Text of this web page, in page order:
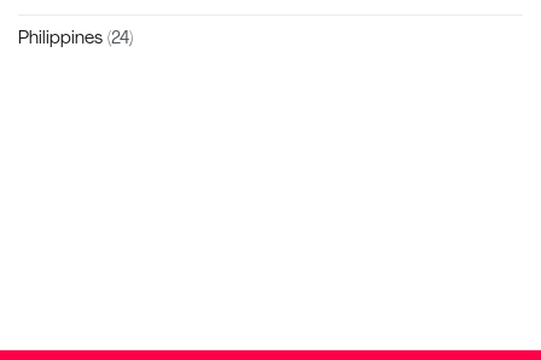
Philippines (24)